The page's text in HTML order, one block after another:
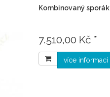
Kombinovaný sporák
7.510,00 Kč *
více informací